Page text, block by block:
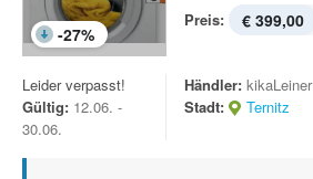
-27%
Preis: € 399,00
Leider verpasst!
Gültig: 12.06. -
30.06.
Händler: kikaLeiner
Stadt:
Ternitz